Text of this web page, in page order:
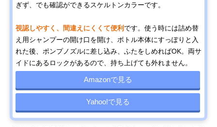
ぎず、でも確認ができるスケルトンカラーです。
視認しやすく、間違えにくくて便利 です。使う時には詰め替
え用シャンプーの開け口を開け、ボトル本体にすっぽりと入
れた後、ポンプノズルに差し込み、ふたをしめればOK。両サ
イドにあるロックがあるので、持ち上げても外れません。
Amazonで見る
Yahoo!で見る